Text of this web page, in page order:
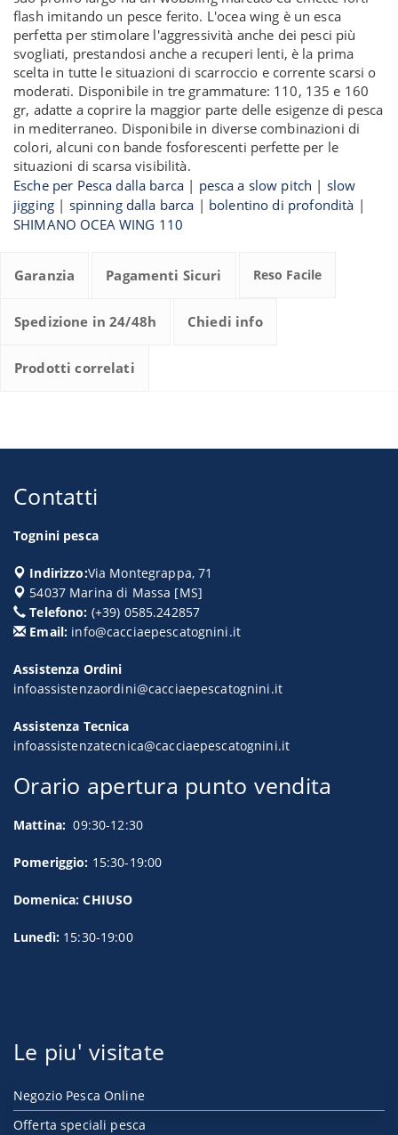
flash imitando un pesce ferito. L'ocea wing è un esca
perfetta per stimolare l'aggressività anche dei pesci più
svogliati, prestandosi anche a recuperi lenti, è la prima
scelta in tutte le situazioni di scarroccio e corrente scarsi o
moderati. Disponibile in tre grammature: 110, 135 e 160
gr, adatte a coprire la maggior parte delle esigenze di pesca
in mediterraneo. Disponibile in diverse combinazioni di
colori, alcuni con bande fosforescenti perfette per le
situazioni di scarsa visibilità.
Esche per Pesca dalla barca | pesca a slow pitch | slow
jigging | spinning dalla barca | bolentino di profondità |
SHIMANO OCEA WING 110
Garanzia Pagamenti Sicuri Reso Facile
Spedizione in 24/48h Chiedi info
Prodotti correlati
Contatti
Tognini pesca
Indirizzo:Via Montegrappa, 71
54037 Marina di Massa [MS]
Telefono: (+39) 0585.242857
Email: info@cacciaepescatognini.it
Assistenza Ordini
infoassistenzaordini@cacciaepescatognini.it
Assistenza Tecnica
infoassistenzatecnica@cacciaepescatognini.it
Orario apertura punto vendita
Mattina: 09:30-12:30
Pomeriggio: 15:30-19:00
Domenica: CHIUSO
Lunedì: 15:30-19:00
Le piu' visitate
Negozio Pesca Online
Offerta speciali pesca